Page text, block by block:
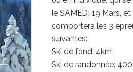
le SAMEDI 19 Mars, et
comportera les 3
suivantes:
Ski de fond: 4km
Ski de randonnée: